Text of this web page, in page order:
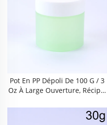
Ème Pour Le Visage, Crème Po
Ur Les Yeux, Masque Pour Les
Ison, En Voyage, En Institut De
Beauté Ou En Salon.
Pot En PP Dépoli De 100 G / 3
Oz À Large Ouverture, Récipie
E Couche Avec Couvercle Étan
Che À L'air, Sans BPA Et Étanc